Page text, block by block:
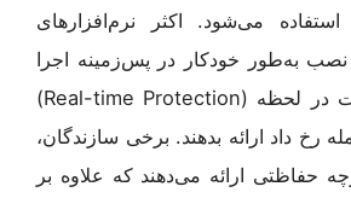
لایه ۷ مدل OSI استفاده می‌شود. اکثر نرم‌افزارهای
به‌طور خودکار در پس‌زمینه اجرا
می‌شوند تا محافظت در لحظه (Real-time Protection)
رخ داد ارائه بدهند. برخی سازندگان،
حفاظتی ارائه می‌دهند که علاوه بر